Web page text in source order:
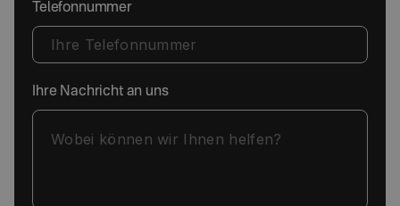
Telefonnummer
Ihre Nachricht an uns